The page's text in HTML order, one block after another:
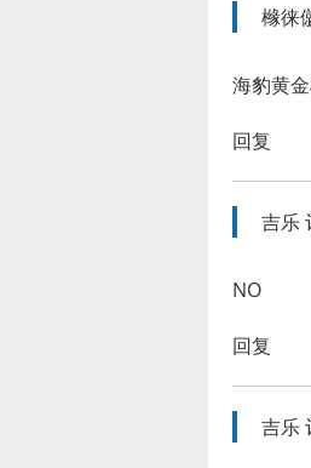
橼徕
海豹黄
回复
吉乐
NO
回复
吉乐